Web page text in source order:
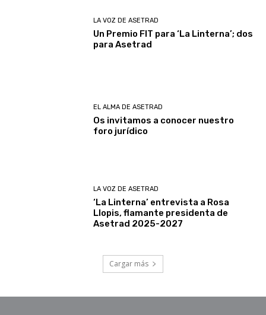
LA VOZ DE ASETRAD
Un Premio FIT para ‘La Linterna’; dos
para Asetrad
EL ALMA DE ASETRAD
Os invitamos a conocer nuestro
foro jurídico
LA VOZ DE ASETRAD
‘La Linterna’ entrevista a Rosa
Llopis, flamante presidenta de
Asetrad 2025-2027
Cargar más